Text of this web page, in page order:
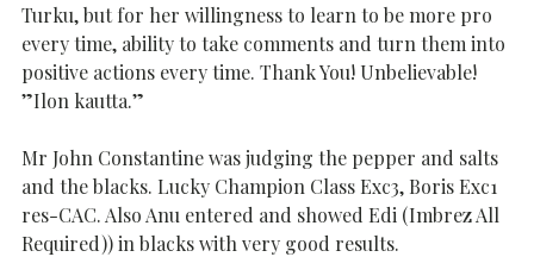
Turku, but for her willingness to learn to be more pro
every time, ability to take comments and turn them into
positive actions every time. Thank You! Unbelievable!
”Ilon kautta.”
Mr John Constantine was judging the pepper and salts
and the blacks. Lucky Champion Class Exc3, Boris Exc1
res-CAC. Also Anu entered and showed Edi (Imbrez All
Required)) in blacks with very good results.